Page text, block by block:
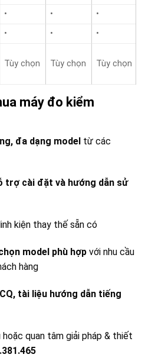
• •
•
• •
•
Tùy chọn Tùy chọn Tùy chọn
máy đo kiểm
đa dạng modeltừ các
trợ cài đặt và hướng dẫn sử
kiện thay thế sẵn có
model phù hợpvới nhu cầu
hàng
tài liệu hướng dẫn tiếng
hoặc quan tâm giải pháp & thiết